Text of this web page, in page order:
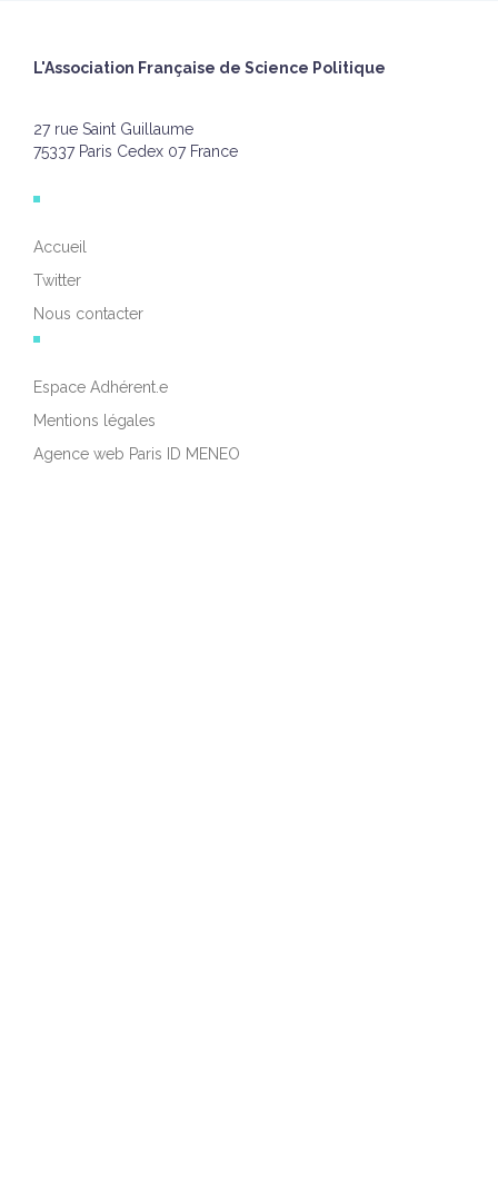
L'Association Française de Science Politique
27 rue Saint Guillaume
75337 Paris Cedex 07 France
Accueil
Twitter
Nous contacter
Espace Adhérent.e
Mentions légales
Agence web Paris ID MENEO